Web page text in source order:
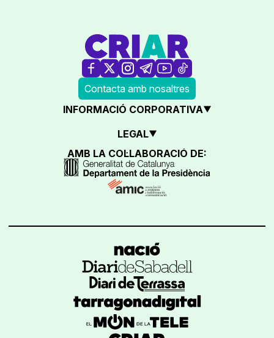
Contacta amb nosaltres
INFORMACIÓ CORPORATIVA
LEGAL
AMB LA COL·LABORACIÓ DE: